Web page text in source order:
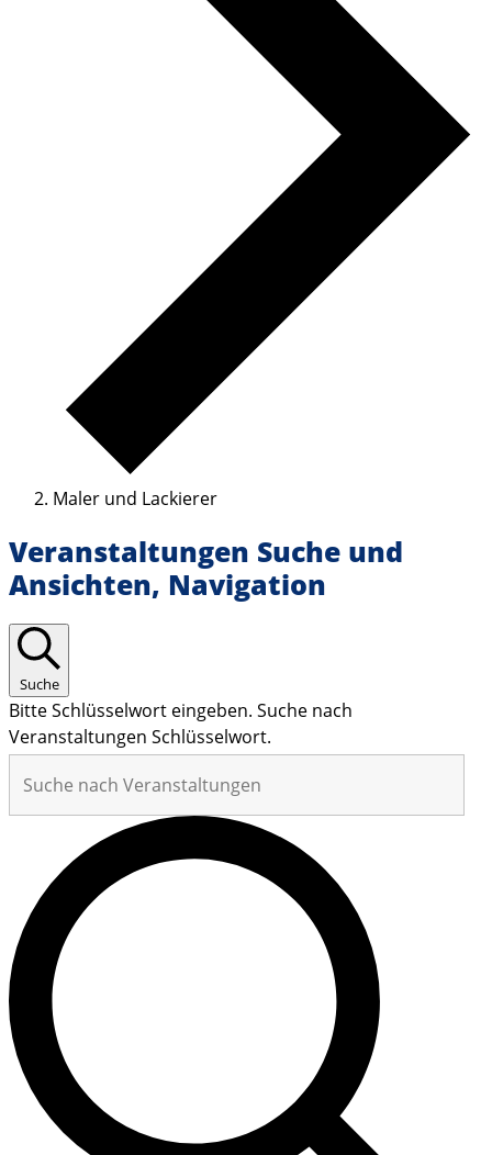
Maler und Lackierer
Veranstaltungen Suche und
Ansichten, Navigation
Suche
Bitte Schlüsselwort eingeben. Suche nach
Veranstaltungen Schlüsselwort.